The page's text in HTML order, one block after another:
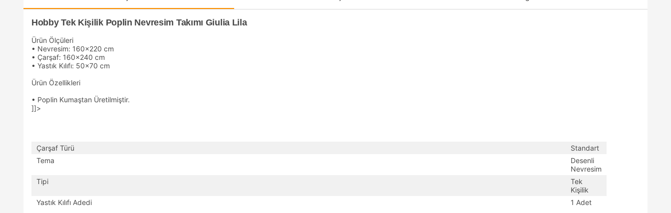
Hobby Tek Kişilik Poplin Nevresim Takımı Giulia Lila
Ürün Ölçüleri
• Nevresim: 160x220 cm
• Çarşaf: 160x240 cm
• Yastık Kılıfı: 50x70 cm
Ürün Özellikleri
• Poplin Kumaştan Üretilmiştir.
]]>
Çarşaf Türü
Standart
Tema
Desenli
Nevresim
Tipi
Tek
Kişilik
Yastık Kılıfı Adedi
1 Adet